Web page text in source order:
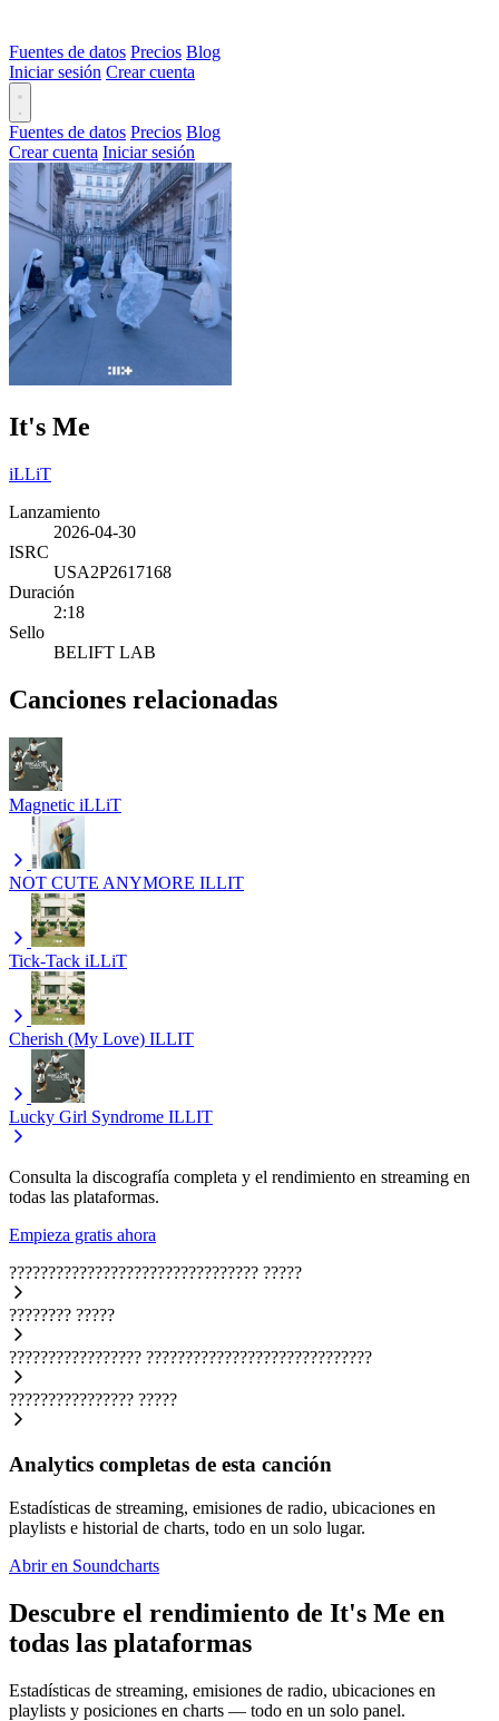
Fuentes de datos Precios Blog
Iniciar sesión Crear cuenta
Fuentes de datos Precios Blog
Crear cuenta Iniciar sesión
It's Me
iLLiT
Lanzamiento
2026-04-30
ISRC
USA2P2617168
Duración
2:18
Sello
BELIFT LAB
Canciones relacionadas
Magnetic iLLiT
NOT CUTE ANYMORE ILLIT
Tick-Tack iLLiT
Cherish (My Love) ILLIT
Lucky Girl Syndrome ILLIT
Consulta la discografía completa y el rendimiento en streaming en
todas las plataformas.
Empieza gratis ahora
???????????????????????????????? ?????
???????? ?????
????????????????? ?????????????????????????????
???????????????? ?????
Analytics completas de esta canción
Estadísticas de streaming, emisiones de radio, ubicaciones en
playlists e historial de charts, todo en un solo lugar.
Abrir en Soundcharts
Descubre el rendimiento de It's Me en
todas las plataformas
Estadísticas de streaming, emisiones de radio, ubicaciones en
playlists y posiciones en charts — todo en un solo panel.